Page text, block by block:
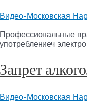
Видео-Московская
Профессиональные
употреблениеч
Запрет
Видео-Московская